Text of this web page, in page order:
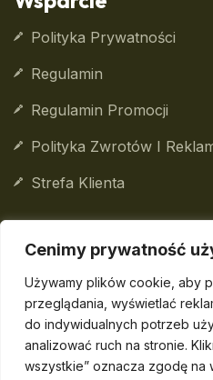
Cenimy prywatność
Używamy plików cookie, aby
przeglądania, wyświetlać
do indywidualnych potrzeb
analizować ruch na stronie.
wszystkie” oznacza zgodę
Polityka Prywatności
Regulamin
Regulamin Promocji
Polityka Zwrotów I
Strefa Klienta
© 2026DailyBox Sp.
DailyBoxSp. z o.o.
Informacji o